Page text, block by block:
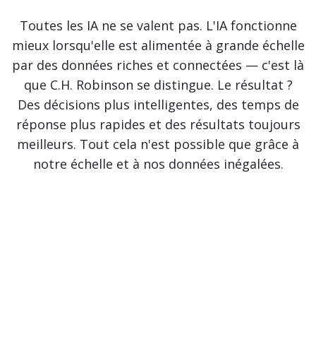
Toutes les IA ne se valent pas. L'IA fonctionne
mieux lorsqu'elle est alimentée à grande échelle
par des données riches et connectées — c'est là
que C.H. Robinson se distingue. Le résultat ?
Des décisions plus intelligentes, des temps de
réponse plus rapides et des résultats toujours
meilleurs. Tout cela n'est possible que grâce à
notre échelle et à nos données inégalées.